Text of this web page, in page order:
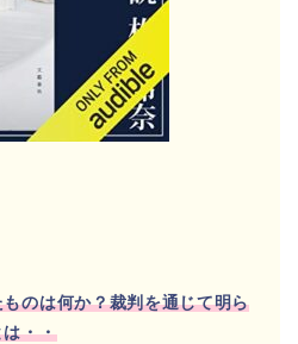
のは何か？裁判を通じて明ら
は・・